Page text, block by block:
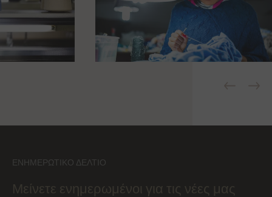
ΕΝΗΜΕΡΩΤΙΚΌ ΔΕΛΤΊΟ
Μείνετε ενημερωμένοι για τις νέες μας